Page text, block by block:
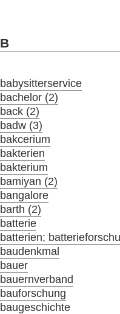
B
babysitterservice
bachelor (2)
back (2)
badw (3)
bakcerium
bakterien
bakterium
bamiyan (2)
bangalore
barth (2)
batterie
batterien;
baudenkmal
bauer
bauernverband
bauforschung
baugeschichte